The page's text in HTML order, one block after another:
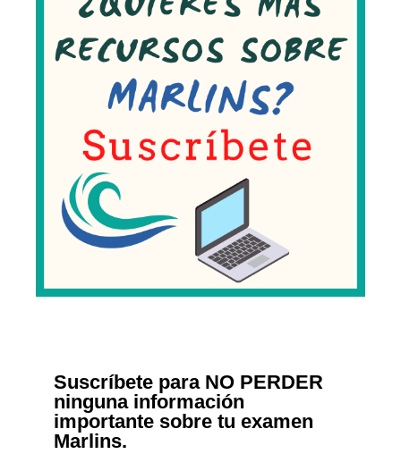
Suscríbete para NO PERDER
ninguna información
importante sobre tu examen
Marlins.